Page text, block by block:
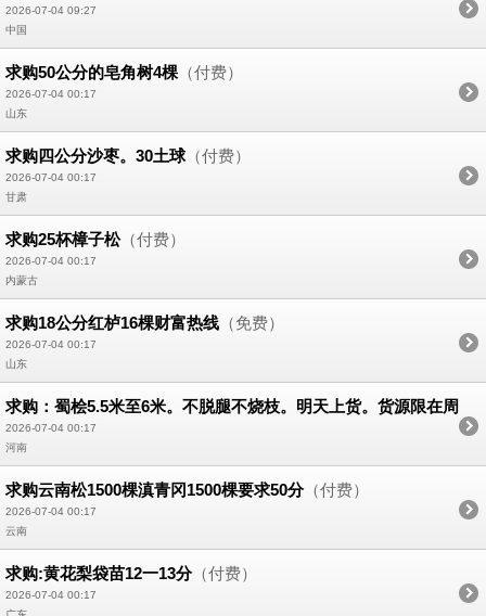
2026-07-04 09:27
中国
求购50公分的皂角树4棵 （付费）
2026-07-04 00:17
山东
求购四公分沙枣。30土球（付费）
2026-07-04 00:17
甘肃
求购25杯樟子松（付费）
2026-07-04 00:17
内蒙古
求购18公分红栌16棵财富热线 （免费）
2026-07-04 00:17
山东
求购：蜀桧5.5米至6米。不脱腿不烧枝。明天上货。货源限在周
口200公里以内有资源的请抓紧时间联系。
2026-07-04 00:17
河南
求购云南松1500棵滇青冈1500棵要求50分（付费）
2026-07-04 00:17
云南
求购:黄花梨袋苗12一13分（付费）
2026-07-04 00:17